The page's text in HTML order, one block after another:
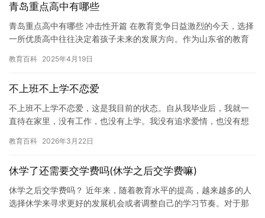
青岛重点高中有哪些
青岛重点高中有哪些 冲击性开篇 在教育竞争日益激烈的今天，选择
一所优质高中往往决定着孩子未来的发展方向。作为山东省的教育
了…
教育百科 2025年4月19日
不上班不上学不恋爱
不上班不上学不恋爱，这是我目前的状态。自从我毕业后，我就一
直待在家里，没有工作，也没有上学。我没有追求爱情，也没有想
费时间…
教育百科 2026年3月22日
休学了还需要交学费吗(休学之后交学费嘛)
休学之后交学费吗？ 近年来，随着教育水平的提高，越来越多的人
选择休学来寻求更好的发展机会或者调整自己的学习节奏。对于那